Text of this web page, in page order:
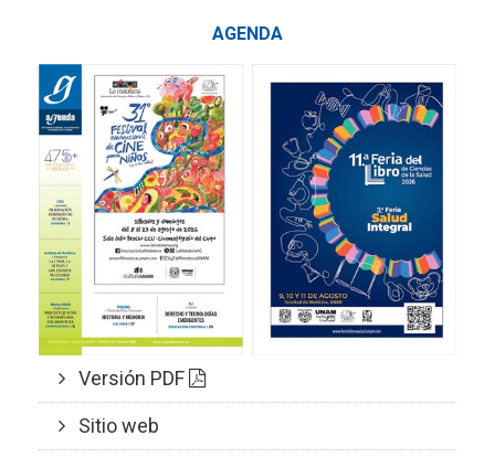
AGENDA
Versión PDF
Sitio web